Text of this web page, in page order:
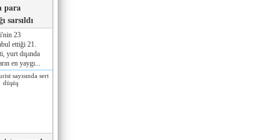
para
sarsıldı
23
ettiği 21.
yurt dışında
en yaygı...